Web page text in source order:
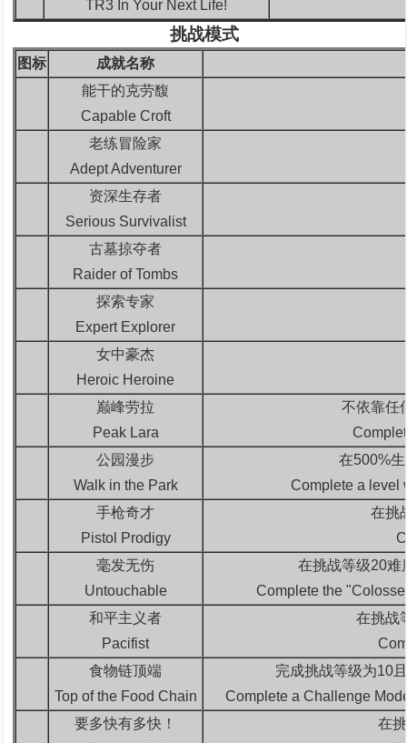
TR3 In Your Next Life!
挑战模式
图标
成就名称
能干的克劳馥
Capable Croft
老练冒险家
Adept Adventurer
资深生存者
Serious Survivalist
古墓掠夺者
Raider of Tombs
探索专家
Expert Explorer
女中豪杰
Heroic Heroine
巅峰劳拉
Peak Lara
不依靠任
公园漫步
Walk in the Park
在500%
Complete a level
手枪奇才
Pistol Prodigy
在挑
毫发无伤
Untouchable
在挑战等级20难
Complete the
和平主义者
Pacifist
在挑战
食物链顶端
Top of the Food Chain
完成挑战等级为10
Complete a Challenge
要多快有多快！
在